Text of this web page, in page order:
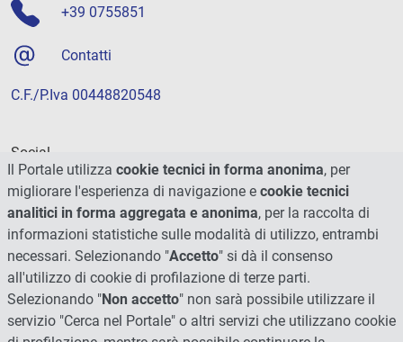
+39 0755851
Contatti
C.F./P.Iva 00448820548
Social
Il Portale utilizza cookie tecnici in forma anonima, per
migliorare l'esperienza di navigazione e cookie tecnici
analitici in forma aggregata e anonima, per la raccolta di
informazioni statistiche sulle modalità di utilizzo, entrambi
necessari. Selezionando "Accetto" si dà il consenso
all'utilizzo di cookie di profilazione di terze parti.
Selezionando "Non accetto" non sarà possibile utilizzare il
servizio "Cerca nel Portale" o altri servizi che utilizzano cookie